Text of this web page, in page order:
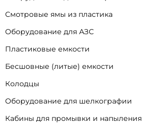
Смотровые ямы из пластика
Оборудование для АЗС
Пластиковые емкости
Бесшовные (литые) емкости
Колодцы
Оборудование для шелкографии
Кабины для промывки и напыления